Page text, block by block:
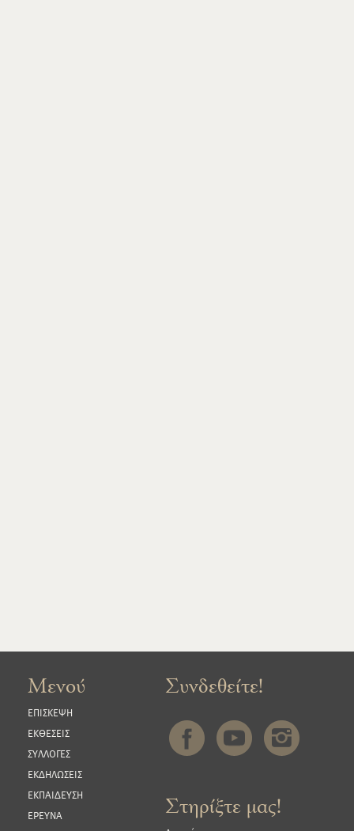
Μενού
ΕΠΙΣΚΕΨΗ
ΕΚΘΕΣΕΙΣ
ΣΥΛΛΟΓΕΣ
ΕΚΔΗΛΩΣΕΙΣ
ΕΚΠΑΙΔΕΥΣΗ
ΕΡΕΥΝΑ
Συνδεθείτε!
Στηρίξτε μας!